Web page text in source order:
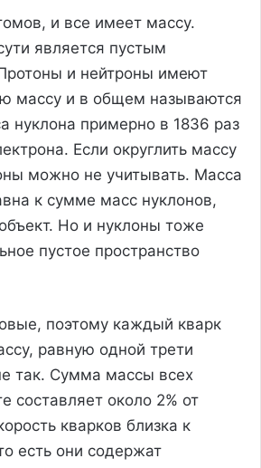
и все имеет массу.
является пустым
и нейтроны имеют
массу и в общем называются
нуклона примерно в 1836 раз
Если округлить массу
можно не учитывать. Масса
к сумме масс нуклонов,
Но и нуклоны тоже
пустое пространство
поэтому каждый кварк
равную одной трети
так. Сумма массы всех
составляет около 2% от
кварков близка к
есть они содержат